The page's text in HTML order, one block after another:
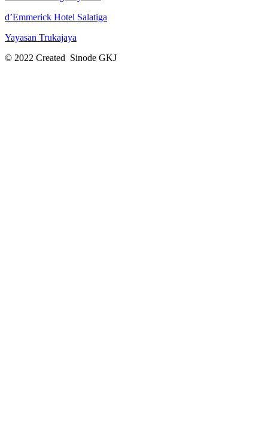
d’Emmerick Hotel Salatiga
Yayasan Trukajaya
© 2022 Created Sinode GKJ